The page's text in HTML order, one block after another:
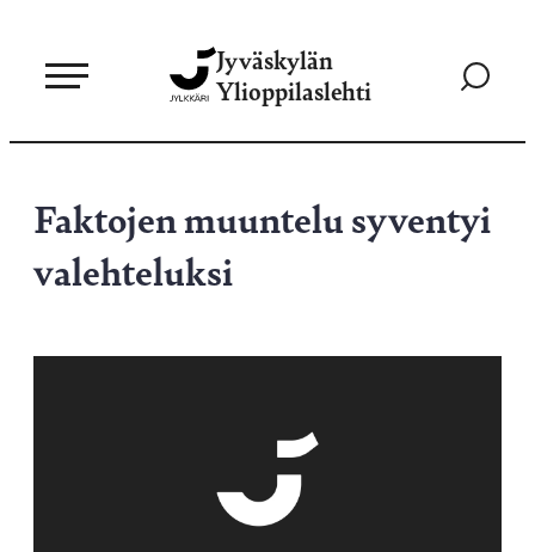
sisältöön
Jyväskylän
Ylioppilaslehti
Siirry
Faktojen muuntelu syventyi
valehteluksi